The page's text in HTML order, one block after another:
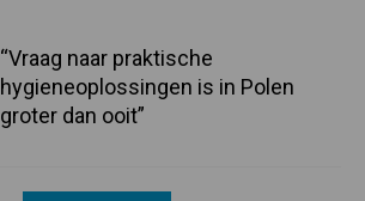
“Vraag naar praktische
hygieneoplossingen is in Polen
groter dan ooit”